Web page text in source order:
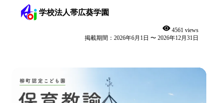
学校法人帯広葵学園
4561 views
掲載期間：2026年6月1日 〜 2026年12月31日